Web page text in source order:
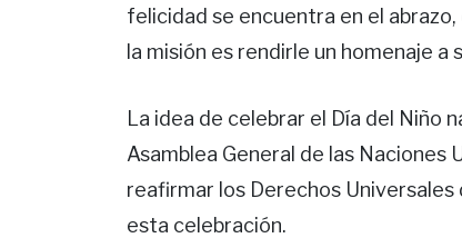
felicidad se encuentra en el
la misión es rendirle un homenaje a
La idea de celebrar el Día del Niño
Asamblea General de las Naciones
reafirmar los Derechos
esta celebración.